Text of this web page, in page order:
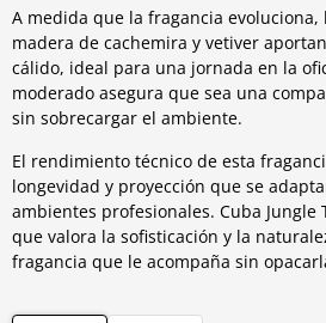
A medida que la fragancia
madera de cachemira y vetiver
cálido, ideal para una jornada en la
moderado asegura que sea una
sin sobrecargar el ambiente.
El rendimiento técnico de esta
longevidad y proyección que se
ambientes profesionales. Cuba Jungle
que valora la sofisticación y la
fragancia que le acompaña sin